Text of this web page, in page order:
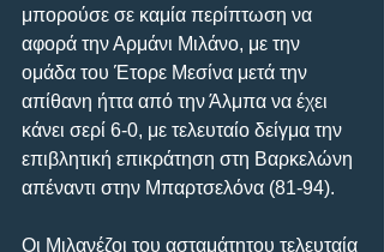
μπορούσε σε καμία περίπτωση να
αφορά την Αρμάνι Μιλάνο, με την
ομάδα του Έτορε Μεσίνα μετά την
απίθανη ήττα από την Άλμπα να έχει
κάνει σερί 6-0, με τελευταίο δείγμα την
επιβλητική επικράτηση στη Βαρκελώνη
απέναντι στην Μπαρτσελόνα (81-94).
Οι Μιλανέζοι του ασταμάτητου τελευταία